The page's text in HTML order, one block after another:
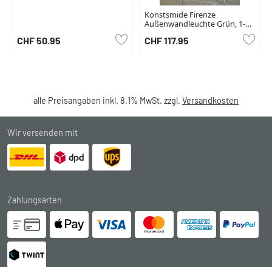
CHF 50.95
Konstsmide Firenze
Außenwandleuchte Grün, 1-
flammig, Bewegungsmelder
CHF 117.95
alle Preisangaben inkl. 8.1% MwSt. zzgl. Versandkosten
Wir versenden mit
Zahlungsarten